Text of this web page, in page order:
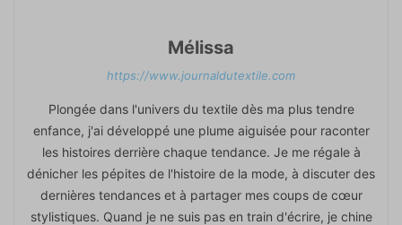
Mélissa
https://www.journaldutextile.com
Plongée dans l'univers du textile dès ma plus tendre
enfance, j'ai développé une plume aiguisée pour raconter
les histoires derrière chaque tendance. Je me régale à
dénicher les pépites de l'histoire de la mode, à discuter des
dernières tendances et à partager mes coups de cœur
stylistiques. Quand je ne suis pas en train d'écrire, je chine